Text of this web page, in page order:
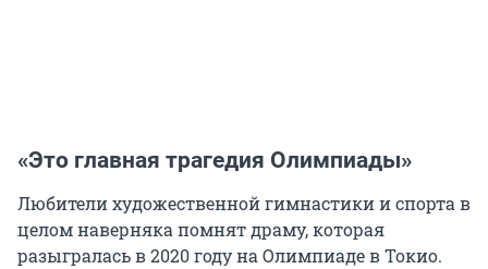
«Это главная трагедия Олимпиады»
Любители художественной гимнастики и спорта в
целом наверняка помнят драму, которая
разыгралась в 2020 году на Олимпиаде в Токио.